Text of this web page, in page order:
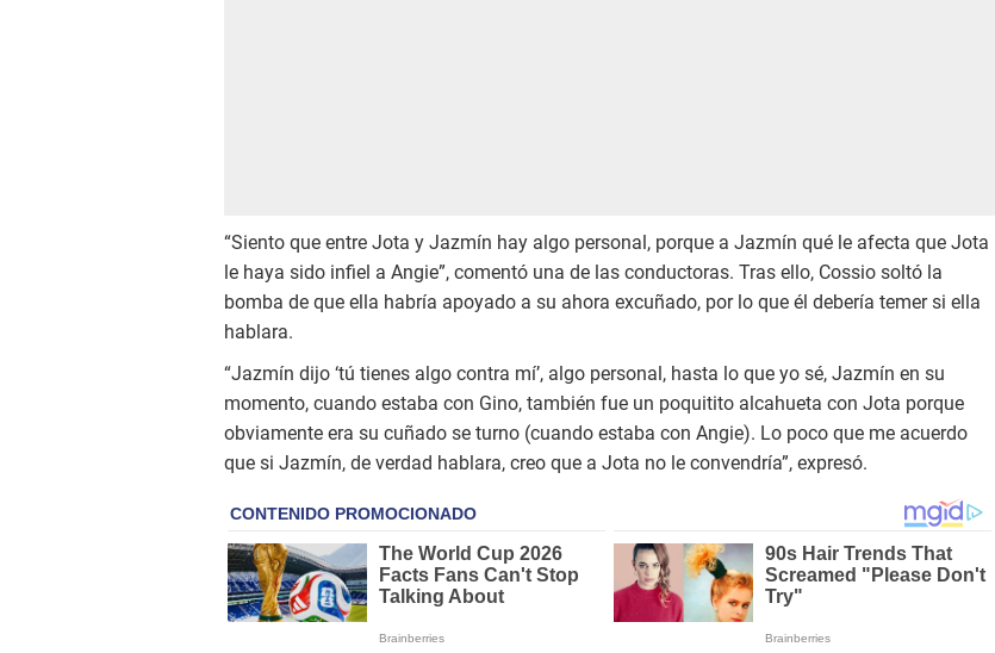
“Siento que entre Jota y Jazmín hay algo personal, porque a Jazmín qué le afecta que Jota
le haya sido infiel a Angie”, comentó una de las conductoras. Tras ello, Cossio soltó la
bomba de que ella habría apoyado a su ahora excuñado, por lo que él debería temer si ella
hablara.
“Jazmín dijo ‘tú tienes algo contra mí’, algo personal, hasta lo que yo sé, Jazmín en su
momento, cuando estaba con Gino, también fue un poquitito alcahueta con Jota porque
obviamente era su cuñado se turno (cuando estaba con Angie). Lo poco que me acuerdo
que si Jazmín, de verdad hablara, creo que a Jota no le convendría”, expresó.